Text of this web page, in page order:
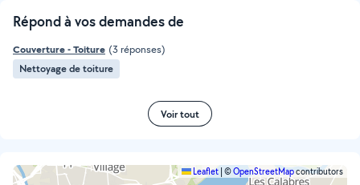
Répond à vos demandes de
Couverture - Toiture (3 réponses)
Nettoyage de toiture
Voir tout
Leaflet ©OpenStreetMapcontributors